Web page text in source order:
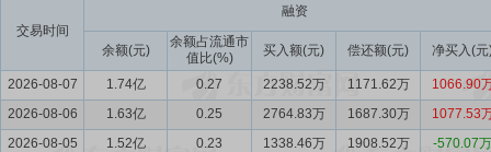
色发展成效显现，逐步迈入高质量发展阶段。国家邮政局数据显示
1.5万亿元，同比增长6.5%。行业内主要服务企业强化科技赋能，提
要点5：运营模式优势
公司搭建了完善的与合作伙伴和谐共生的快
对整体快递服务网络的管控平衡能力，同时可以根据行业动态及企业
年来保持较强稳定性和较高灵活度的重要基础，近年来，公司强化精
交易时间
融资
余额(元)
余额占流通市
值比(%)
买入额(元) 偿还额(元) 净买入(元
2026-08-07 1.74亿 0.27 2238.52万 1171.62万
1066.90
2026-08-06
1.63亿 0.25 2764.83万 1687.30万
1077.53
2026-08-05
1.52亿 0.23 1338.46万 1908.52万 -570.07万